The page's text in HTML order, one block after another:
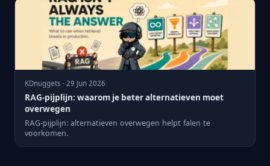
KDnuggets · 29 Jun 2026
RAG-pijplijn: waarom je beter alternatieven moet
overwegen
RAG-pijplijn: alternatieven overwegen helpt falen te
voorkomen.